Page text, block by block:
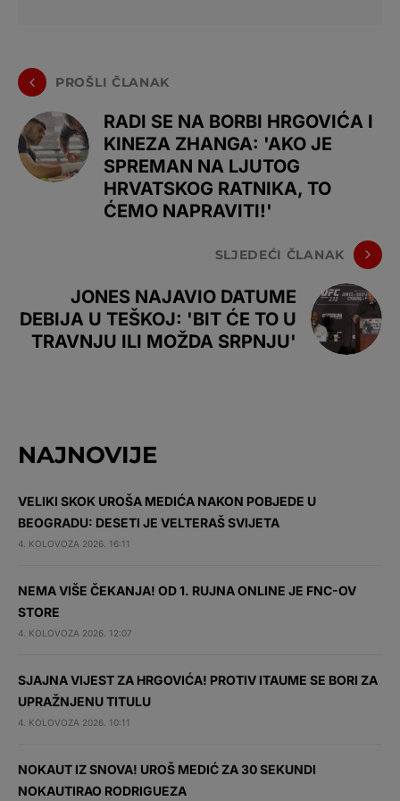
PROŠLI ČLANAK
RADI SE NA BORBI HRGOVIĆA I
KINEZA ZHANGA: 'AKO JE
SPREMAN NA LJUTOG
HRVATSKOG RATNIKA, TO
ĆEMO NAPRAVITI!'
SLJEDEĆI ČLANAK
JONES NAJAVIO DATUME
DEBIJA U TEŠKOJ: 'BIT ĆE TO U
TRAVNJU ILI MOŽDA SRPNJU'
NAJNOVIJE
VELIKI SKOK UROŠA MEDIĆA NAKON POBJEDE U
BEOGRADU: DESETI JE VELTERAŠ SVIJETA
4. KOLOVOZA 2026. 16:11
NEMA VIŠE ČEKANJA! OD 1. RUJNA ONLINE JE FNC-OV
STORE
4. KOLOVOZA 2026. 12:07
SJAJNA VIJEST ZA HRGOVIĆA! PROTIV ITAUME SE BORI ZA
UPRAŽNJENU TITULU
4. KOLOVOZA 2026. 10:11
NOKAUT IZ SNOVA! UROŠ MEDIĆ ZA 30 SEKUNDI
NOKAUTIRAO RODRIGUEZA